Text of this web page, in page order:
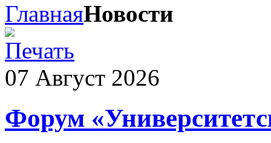
ГлавнаяНовости
07 Август 2026
Форум